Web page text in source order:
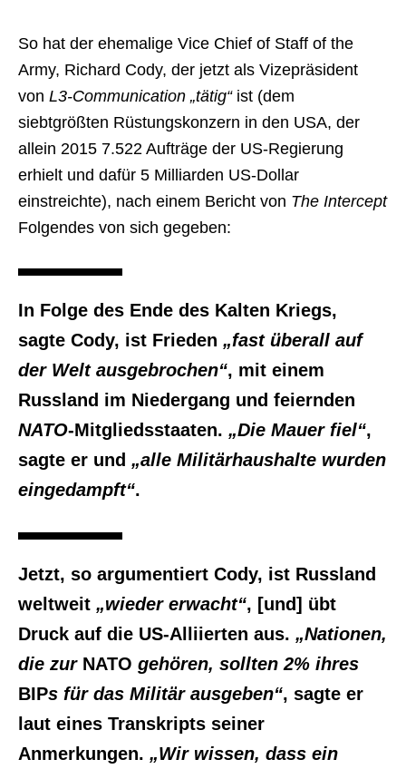
So hat der ehemalige Vice Chief of Staff of the
Army, Richard Cody, der jetzt als Vizepräsident
von L3-Communication „tätig“ist (dem
siebtgrößten Rüstungskonzern in den USA, der
allein 2015 7.522 Aufträge der US-Regierung
erhielt und dafür 5 Milliarden US-Dollar
einstreichte), nach einem Bericht von The Intercept
Folgendes von sich gegeben:
In Folge des Ende des Kalten Kriegs,
sagte Cody, ist Frieden „fast überall auf
der Welt ausgebrochen“, mit einem
Russland im Niedergang und feiernden
NATO-Mitgliedsstaaten. „Die Mauer fiel“,
sagte er und „alle Militärhaushalte wurden
eingedampft“.
Jetzt, so argumentiert Cody, ist Russland
weltweit „wieder erwacht“, [und] übt
Druck auf die US-Alliierten aus. „Nationen,
die zurNATO gehören, sollten 2% ihres
BIPs für das Militär ausgeben“, sagte er
laut eines Transkripts seiner
Anmerkungen. „Wir wissen, dass ein